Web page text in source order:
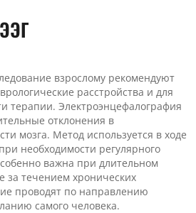
взрослому рекомендуют
расстройства и для
терапии. Электроэнцефалография
отклонения в
мозга. Метод используется в ходе
необходимости регулярного
важна при длительном
за течением хронических
проводят по направлению
самого человека.